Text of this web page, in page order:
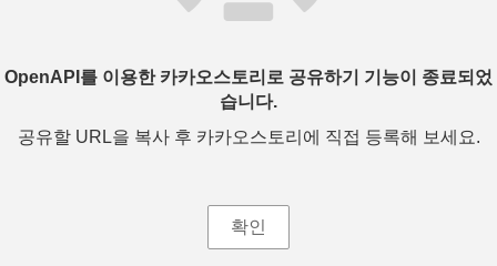
OpenAPI를 이용한 카카오스토리로 공유하기 기능이 종료되었
습니다.
공유할 URL을 복사 후 카카오스토리에 직접 등록해 보세요.
확인